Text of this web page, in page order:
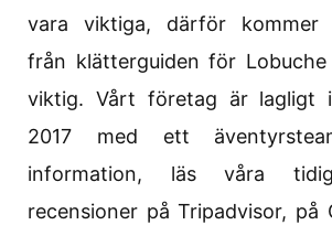
vara viktiga, därför kommer
från klätterguiden för
viktig. Vårt företag är lagligt
2017 med ett
information, läs våra
recensioner på Tripadvisor, på